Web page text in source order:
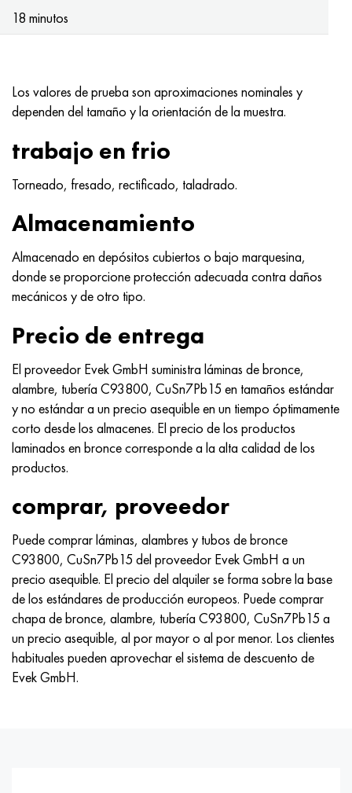
18 minutos
Los valores de prueba son aproximaciones nominales y
dependen del tamaño y la orientación de la muestra.
trabajo en frio
Torneado, fresado, rectificado, taladrado.
Almacenamiento
Almacenado en depósitos cubiertos o bajo marquesina,
donde se proporcione protección adecuada contra daños
mecánicos y de otro tipo.
Precio de entrega
El proveedor Evek GmbH suministra láminas de bronce,
alambre, tubería C93800, CuSn7Pb15 en tamaños estándar
y no estándar a un precio asequible en un tiempo óptimamente
corto desde los almacenes. El precio de los productos
laminados en bronce corresponde a la alta calidad de los
productos.
comprar, proveedor
Puede comprar láminas, alambres y tubos de bronce
C93800, CuSn7Pb15 del proveedor Evek GmbH a un
precio asequible. El precio del alquiler se forma sobre la base
de los estándares de producción europeos. Puede comprar
chapa de bronce, alambre, tubería C93800, CuSn7Pb15 a
un precio asequible, al por mayor o al por menor. Los clientes
habituales pueden aprovechar el sistema de descuento de
Evek GmbH.
Hastelloy C-276
Hastelloy 3
40XFA, 1.7223, AISI 4142
45HN2MFA, k2425, 45hnmf